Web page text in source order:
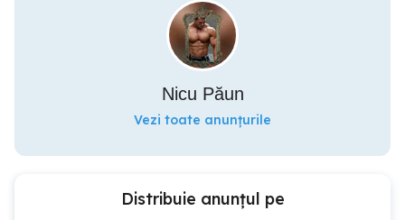
Nicu Păun
Vezi toate anunțurile
Distribuie anunțul pe